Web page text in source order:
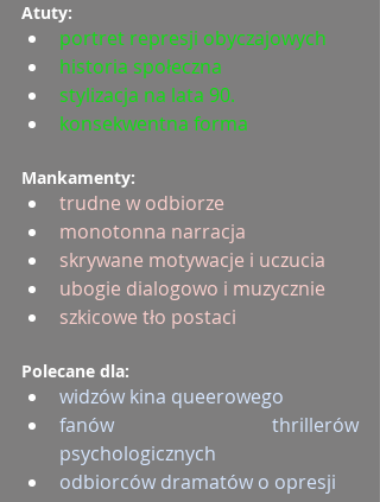
Atuty:
portret represji obyczajowych
historia społeczna
stylizacja na lata 90.
konsekwentna forma
Mankamenty:
trudne w odbiorze
monotonna narracja
skrywane motywacje i uczucia
ubogie dialogowo i muzycznie
szkicowe tło postaci
Polecane dla:
widzów kina queerowego
fanów thrillerów
psychologicznych
odbiorców dramatów o opresji